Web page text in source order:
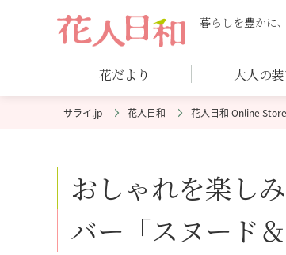
暮らしを豊かに
花だより 大人の
花人日和 花人日和 Online Store
おしゃれを楽し
バー「スヌード